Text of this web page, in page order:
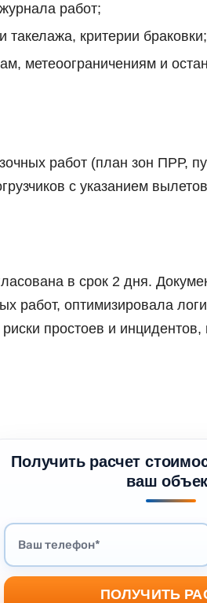
работ;
такелажа, критерии браковки;
метеоограничениям и
работ (план зон ПРР,
с указанием
в срок 2 дня.
работ, оптимизировала
простоев и
Получить расчет
ваш
ПОЛУЧИТЬ